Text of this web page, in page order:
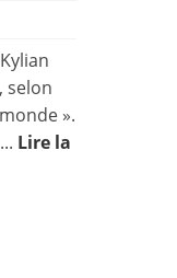
selon
».
Lire la